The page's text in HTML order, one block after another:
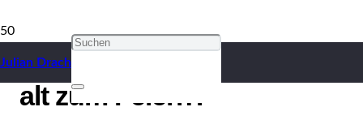
Julian Drach
Urteilsbesprechung: Zu
alt zum Feiern?